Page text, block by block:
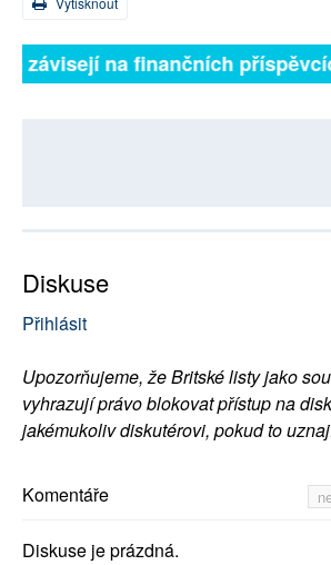
závisejí na finančních
Diskuse
Přihlásit
Upozorňujeme, že Britské listy jako
vyhrazují právo blokovat přístup na
jakémukoliv diskutérovi, pokud to
Komentáře
Diskuse je prázdná.